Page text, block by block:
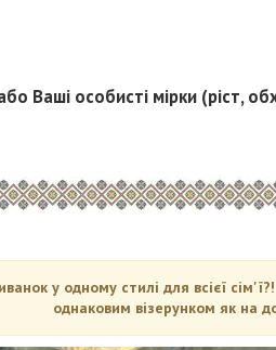
Ваші особисті мірки (ріст,
у одному стилі для всієї
однаковим візерунком як на